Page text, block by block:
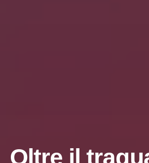
Oltre il